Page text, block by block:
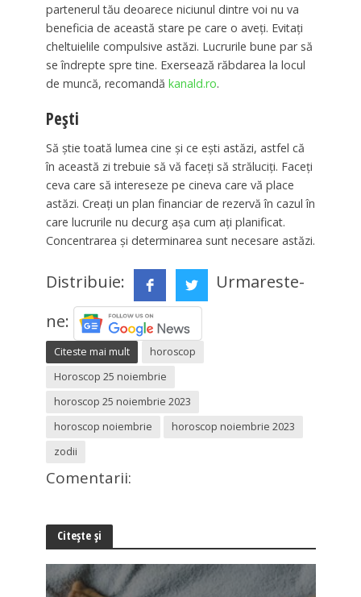
partenerul tău deoarece niciunul dintre voi nu va
beneficia de această stare pe care o aveți. Evitați
cheltuielile compulsive astăzi. Lucrurile bune par să
se îndrepte spre tine. Exersează răbdarea la locul
de muncă, recomandă kanald.ro.
Pești
Să știe toată lumea cine și ce ești astăzi, astfel că
în această zi trebuie să vă faceți să străluciți. Faceți
ceva care să intereseze pe cineva care vă place
astăzi. Creați un plan financiar de rezervă în cazul în
care lucrurile nu decurg așa cum ați planificat.
Concentrarea și determinarea sunt necesare astăzi.
Distribuie:
Urmareste-
ne:
Citeste mai mult
horoscop
Horoscop 25 noiembrie
horoscop 25 noiembrie 2023
horoscop noiembrie
horoscop noiembrie 2023
zodii
Comentarii:
Citește și